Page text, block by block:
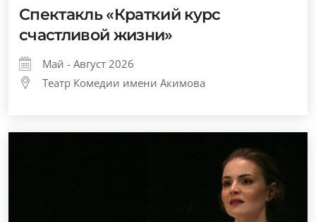
Спектакль «Краткий курс
счастливой жизни»
Май - Август 2026
Театр Комедии имени Акимова